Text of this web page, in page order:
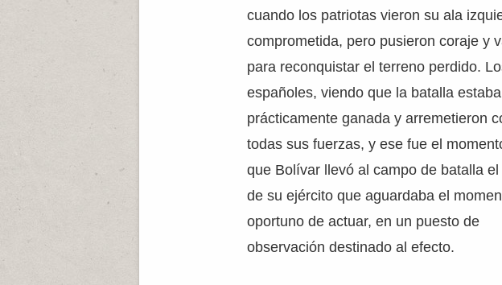
cuando los patriotas vieron su ala
comprometida, pero pusieron coraje y
para reconquistar el terreno perdido.
españoles, viendo que la batalla estaba
prácticamente ganada y arremetieron
todas sus fuerzas, y ese fue el
que Bolívar llevó al campo de batalla
de su ejército que aguardaba el
oportuno de actuar, en un puesto de
observación destinado al efecto.